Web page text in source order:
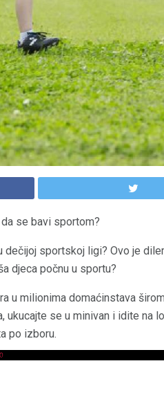
se bavi sportom?
dečijoj sportskoj ligi? Ovo je
djeca počnu u sportu?
u milionima domaćinstava
ukucajte se u minivan i idite na
po izboru.